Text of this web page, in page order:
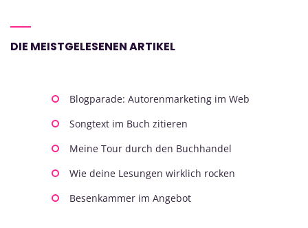
DIE MEISTGELESENEN ARTIKEL
Blogparade: Autorenmarketing im Web
Songtext im Buch zitieren
Meine Tour durch den Buchhandel
Wie deine Lesungen wirklich rocken
Besenkammer im Angebot